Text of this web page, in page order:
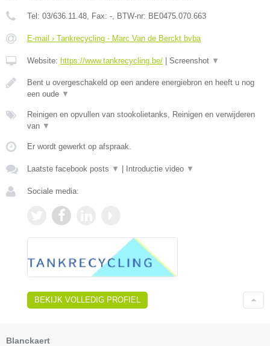
Tel: 03/636.11.48 , Fax: - , BTW-nr: BE0475.070.663
E-mail › Tankrecycling - Marc Van de Berckt bvba
Website: https://www.tankrecycling.be/ | Screenshot ▼
Bent u overgeschakeld op een andere energiebron en heeft u nog
een oude ▼
Reinigen en opvullen van stookolietanks, Reinigen en verwijderen
van ▼
Er wordt gewerkt op afspraak.
Laatste facebook posts ▼ | Introductie video ▼
Sociale media:
BEKIJK VOLLEDIG PROFIEL
Blanckaert